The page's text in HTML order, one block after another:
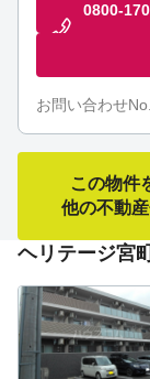
0800-
お問い合わせ
この物件
他の不動
ヘリテージ宮